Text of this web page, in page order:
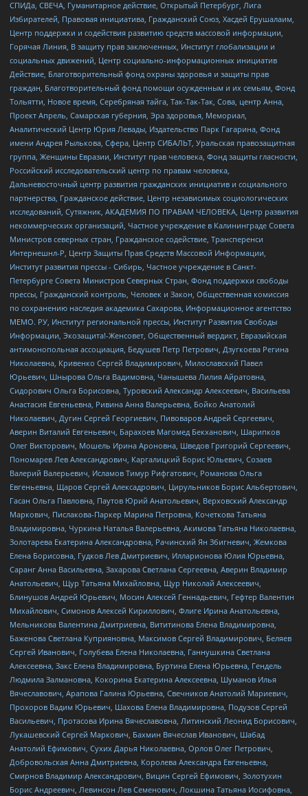
СПИДа, СВЕЧА, Гуманитарное действие, Открытый Петербург, Лига
Избирателей, Правовая инициатива, Гражданский Союз, Хасдей Ерушалаим,
Центр поддержки и содействия развитию средств массовой информации,
Горячая Линия, В защиту прав заключенных, Институт глобализации и
социальных движений, Центр социально-информационных инициатив
Действие, Благотворительный фонд охраны здоровья и защиты прав
граждан, Благотворительный фонд помощи осужденным и их семьям, Фонд
Тольятти, Новое время, Серебряная тайга, Так-Так-Так, Сова, центр Анна,
Проект Апрель, Самарская губерния, Эра здоровья, Мемориал,
Аналитический Центр Юрия Левады, Издательство Парк Гагарина, Фонд
имени Андрея Рылькова, Сфера, Центр СИБАЛЬТ, Уральская правозащитная
группа, Женщины Евразии, Институт прав человека, Фонд защиты гласности,
Российский исследовательский центр по правам человека,
Дальневосточный центр развития гражданских инициатив и социального
партнерства, Гражданское действие, Центр независимых социологических
исследований, Сутяжник, АКАДЕМИЯ ПО ПРАВАМ ЧЕЛОВЕКА, Центр развития
некоммерческих организаций, Частное учреждение в Калининграде Совета
Министров северных стран, Гражданское содействие, Трансперенси
Интернешнл-Р, Центр Защиты Прав Средств Массовой Информации,
Институт развития прессы - Сибирь, Частное учреждение в Санкт-
Петербурге Совета Министров Северных Стран, Фонд поддержки свободы
прессы, Гражданский контроль, Человек и Закон, Общественная комиссия
по сохранению наследия академика Сахарова, Информационное агентство
МЕМО. РУ, Институт региональной прессы, Институт Развития Свободы
Информации, Экозащита!-Женсовет, Общественный вердикт, Евразийская
антимонопольная ассоциация, Бедушев Петр Петрович, Дзугкоева Регина
Николаевна, Кривенко Сергей Владимирович, Милославский Павел
Юрьевич, Шнырова Ольга Вадимовна, Чанышева Лилия Айратовна,
Сидорович Ольга Борисовна, Туровский Александр Алексеевич, Васильева
Анастасия Евгеньевна, Ривина Анна Валерьевна, Бойко Анатолий
Николаевич, Дугин Сергей Георгиевич, Пивоваров Андрей Сергеевич,
Аверин Виталий Евгеньевич, Барахоев Магомед Бекханович, Шарипков
Олег Викторович, Мошель Ирина Ароновна, Шведов Григорий Сергеевич,
Пономарев Лев Александрович, Каргалицкий Борис Юльевич, Созаев
Валерий Валерьевич, Исламов Тимур Рифгатович, Романова Ольга
Евгеньевна, Щаров Сергей Алексадрович, Цирульников Борис Альбертович,
Гасан Ольга Павловна, Паутов Юрий Анатольевич, Верховский Александр
Маркович, Пислакова-Паркер Марина Петровна, Кочеткова Татьяна
Владимировна, Чуркина Наталья Валерьевна, Акимова Татьяна Николаевна,
Золотарева Екатерина Александровна, Рачинский Ян Збигневич, Жемкова
Елена Борисовна, Гудков Лев Дмитриевич, Илларионова Юлия Юрьевна,
Саранг Анна Васильевна, Захарова Светлана Сергеевна, Аверин Владимир
Анатольевич, Щур Татьяна Михайловна, Щур Николай Алексеевич,
Блинушов Андрей Юрьевич, Мосин Алексей Геннадьевич, Гефтер Валентин
Михайлович, Симонов Алексей Кириллович, Флиге Ирина Анатольевна,
Мельникова Валентина Дмитриевна, Вититинова Елена Владимировна,
Баженова Светлана Куприяновна, Максимов Сергей Владимирович, Беляев
Сергей Иванович, Голубева Елена Николаевна, Ганнушкина Светлана
Алексеевна, Закс Елена Владимировна, Буртина Елена Юрьевна, Гендель
Людмила Залмановна, Кокорина Екатерина Алексеевна, Шуманов Илья
Вячеславович, Арапова Галина Юрьевна, Свечников Анатолий Мариевич,
Прохоров Вадим Юрьевич, Шахова Елена Владимировна, Подузов Сергей
Васильевич, Протасова Ирина Вячеславовна, Литинский Леонид Борисович,
Лукашевский Сергей Маркович, Бахмин Вячеслав Иванович, Шабад
Анатолий Ефимович, Сухих Дарья Николаевна, Орлов Олег Петрович,
Добровольская Анна Дмитриевна, Королева Александра Евгеньевна,
Смирнов Владимир Александрович, Вицин Сергей Ефимович, Золотухин
Борис Андреевич, Левинсон Лев Семенович, Локшина Татьяна Иосифовна,